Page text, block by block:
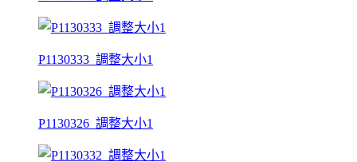
P1130333_調整大小1
P1130326_調整大小1